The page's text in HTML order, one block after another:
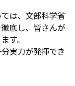
は、文部科学省
底し、皆さんが
す。
実力が発揮でき